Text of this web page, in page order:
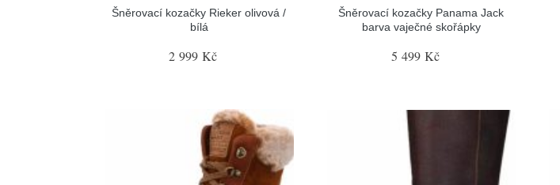
Šněrovací kozačky Rieker olivová /
bílá
2 999 Kč
Šněrovací kozačky Panama Jack
barva vaječné skořápky
5 499 Kč